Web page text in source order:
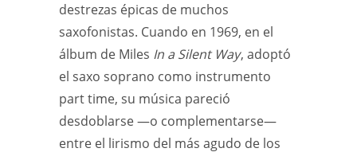
destrezas épicas de muchos
saxofonistas. Cuando en 1969, en el
álbum de Miles In a Silent Way, adoptó
el saxo soprano como instrumento
part time, su música pareció
desdoblarse —o complementarse—
entre el lirismo del más agudo de los